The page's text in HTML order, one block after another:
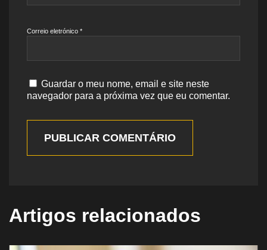
Correio eletrónico *
Guardar o meu nome, email e site neste
navegador para a próxima vez que eu comentar.
PUBLICAR COMENTÁRIO
Artigos relacionados